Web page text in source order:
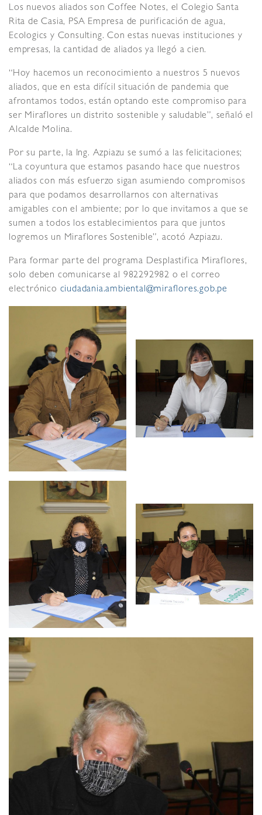
Los nuevos aliados son Coffee Notes, el Colegio Santa
Rita de Casia, PSA Empresa de purificación de agua,
Ecologics y Consulting. Con estas nuevas instituciones y
empresas, la cantidad de aliados ya llegó a cien.
“Hoy hacemos un reconocimiento a nuestros 5 nuevos
aliados, que en esta difícil situación de pandemia que
afrontamos todos, están optando este compromiso para
ser Miraflores un distrito sostenible y saludable”, señaló el
Alcalde Molina.
Por su parte, la Ing. Azpiazu se sumó a las felicitaciones;
“La coyuntura que estamos pasando hace que nuestros
aliados con más esfuerzo sigan asumiendo compromisos
para que podamos desarrollarnos con alternativas
amigables con el ambiente; por lo que invitamos a que se
sumen a todos los establecimientos para que juntos
logremos un Miraflores Sostenible”, acotó Azpiazu.
Para formar parte del programa Desplastifica Miraflores,
solo deben comunicarse al 982292982 o el correo
electrónico ciudadania.ambiental@miraflores.gob.pe